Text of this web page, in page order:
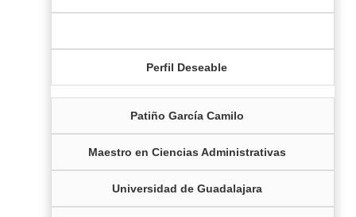
Perfil Deseable
Patiño García Camilo
Maestro en Ciencias Administrativas
Universidad de Guadalajara